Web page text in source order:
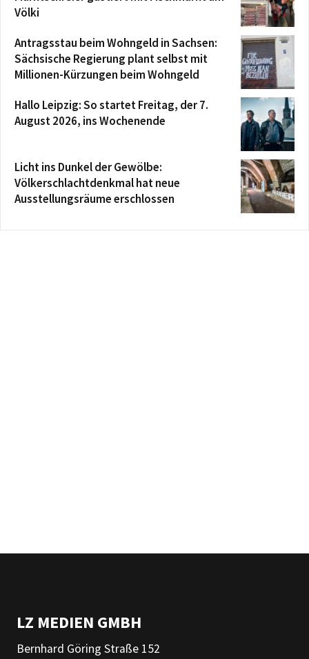
Völki
Antragsstau beim Wohngeld in Sachsen:
Sächsische Regierung plant selbst mit
Millionen-Kürzungen beim Wohngeld
Hallo Leipzig: So startet Freitag, der 7.
August 2026, ins Wochenende
Licht ins Dunkel der Gewölbe:
Völkerschlachtdenkmal hat neue
Ausstellungsräume erschlossen
LZ MEDIEN GMBH
Bernhard Göring Straße 152